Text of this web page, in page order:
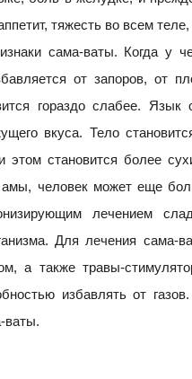
тяжесть во всем
сама-ваты. Когда у
от запоров, от
гораздо слабее.
вкуса. Тело
этом становится более
амы, человек может еще
лечением
Для лечения
а также травы-
избавлять от
ваты.